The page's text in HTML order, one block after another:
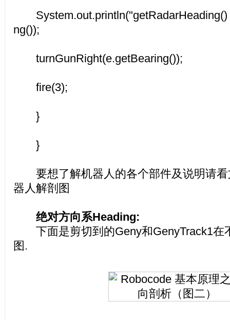
ng());
turnGunRight(e.getBearing());
fire(3);
}
}
要想了解机器人的各个部件及说明请看
器人解剖图
绝对方向系Heading:
下面是剪切到的Geny和GenyTrack1在
图.